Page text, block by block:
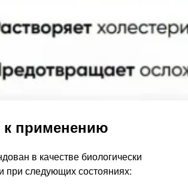
к применению
в качестве биологически
при следующих состояниях: